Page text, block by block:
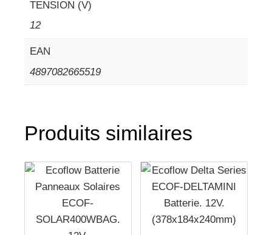
TENSION (V)
12
EAN
4897082665519
Produits similaires